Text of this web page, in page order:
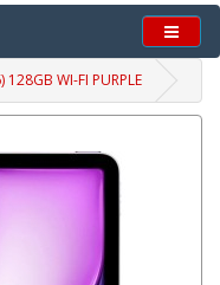
128GB WI-FI PURPLE